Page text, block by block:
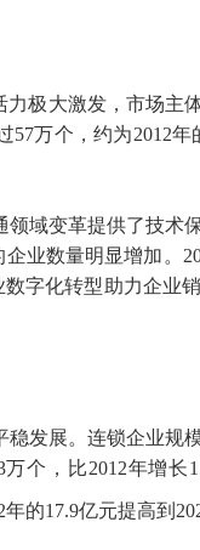
极大激发，市场主
万个，约为2012
域变革提供了技术
业数量明显增加。
字化转型助力企业
发展。连锁企业规
个，比2012年增长
的17.9亿元提高到